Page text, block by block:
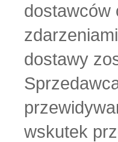
dostawców
dostawy
wskutek